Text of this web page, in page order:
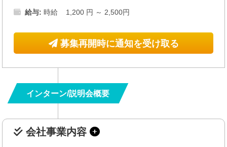
給与: 時給 1,200 円 ～ 2,500円
募集再開時に通知を受け取る
インターン/説明会概要
会社事業内容